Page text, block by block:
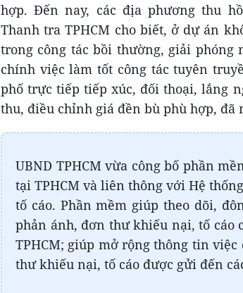
hợp. Đến nay, các địa phương thu
Thanh tra TPHCM cho biết, ở dự án
trong công tác bồi thường, giải phóng
chính việc làm tốt công tác tuyên
phố trực tiếp tiếp xúc, đối thoại, lắng
thu, điều chỉnh giá đền bù phù hợp,
UBND TPHCM vừa công bố phần
tại TPHCM và liên thông với Hệ
tố cáo. Phần mềm giúp theo dõi,
phản ánh, đơn thư khiếu nại, tố cáo
TPHCM; giúp mở rộng thông tin
thư khiếu nại, tố cáo được gửi đến